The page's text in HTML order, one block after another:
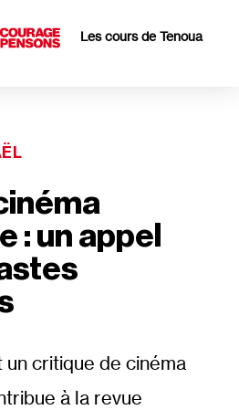
Les cours de Tenoua
: un appel
un critique de cinéma
à la revue